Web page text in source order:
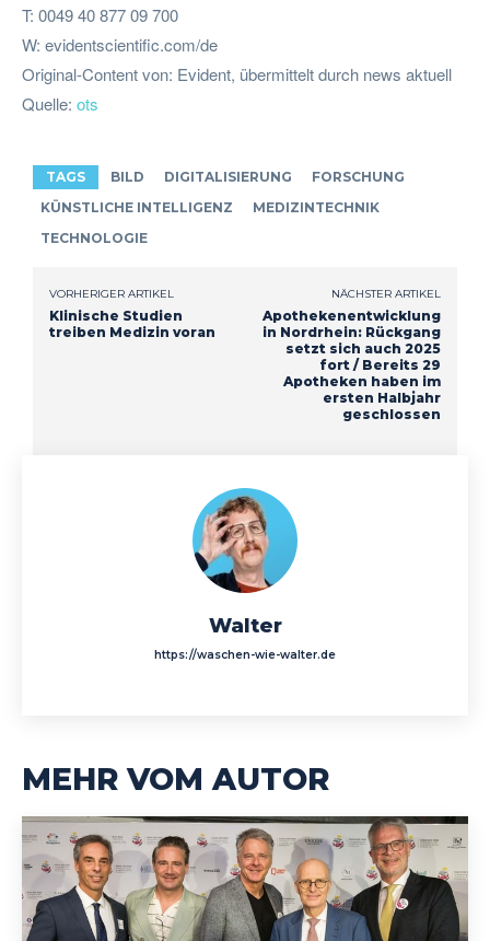
T: 0049 40 877 09 700
W: evidentscientific.com/de
Original-Content von: Evident, übermittelt durch news aktuell
Quelle: ots
TAGS BILD DIGITALISIERUNG
FORSCHUNG
KÜNSTLICHE INTELLIGENZ
MEDIZINTECHNIK
TECHNOLOGIE
VORHERIGER ARTIKEL
Klinische Studien
treiben Medizin voran
NÄCHSTER ARTIKEL
Apothekenentwicklung
in Nordrhein: Rückgang
setzt sich auch 2025
fort / Bereits 29
Apotheken haben im
ersten Halbjahr
geschlossen
Walter
https://waschen-wie-walter.de
MEHR VOM AUTOR